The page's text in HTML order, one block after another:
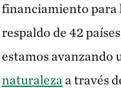
financiamiento para
respaldo de 42
estamos avanzando
naturaleza a través